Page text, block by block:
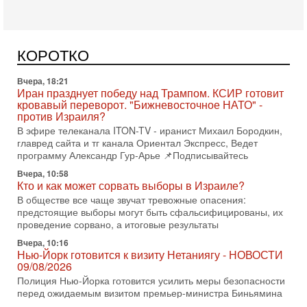
КОРОТКО
кровавый переворот. "Бижневосточное НАТО" -
против Израиля?
В эфире телеканала ITON-TV - иранист Михаил Бородкин,
главред сайта и тг канала Ориентал Экспресс, Ведет
программу Александр Гур-Арье 📌Подписывайтесь
Вчера, 10:58
Кто и как может сорвать выборы в Израиле?
В обществе все чаще звучат тревожные опасения:
предстоящие выборы могут быть сфальсифицированы, их
проведение сорвано, а итоговые результаты
Вчера, 10:16
Нью-Йорк готовится к визиту Нетаниягу - НОВОСТИ
09/08/2026
Полиция Нью-Йорка готовится усилить меры безопасности
перед ожидаемым визитом премьер-министра Биньямина
Нетаниягу на Генассамблею ООН в сентябре. По
8-08-2026, 16:56
Еврейский кандидат в арабской партии — зачем?
Израильская политика может получить неожиданный